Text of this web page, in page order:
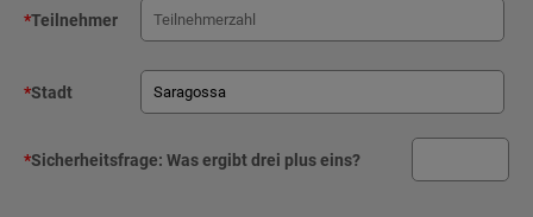
*Teilnehmer
*Stadt
*Sicherheitsfrage: Was ergibt drei plus eins?